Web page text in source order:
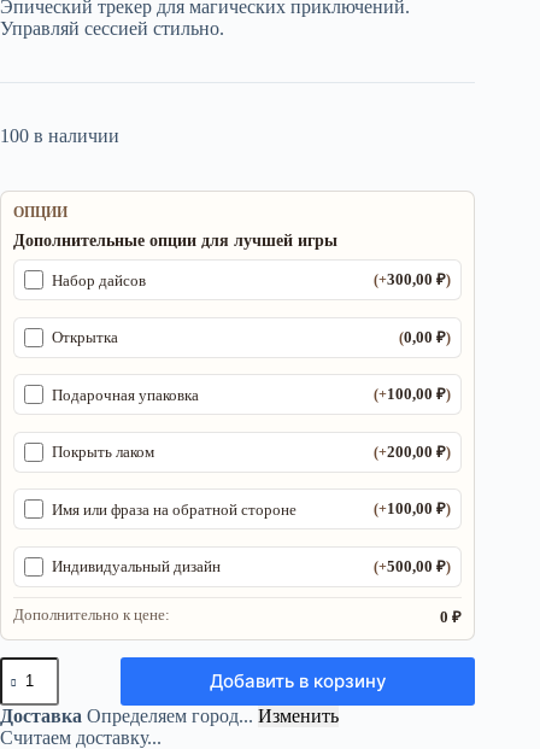
2
100,00 ₽.
250,00 ₽.
Эпический трекер для магических приключений.
Управляй сессией стильно.
100 в наличии
ОПЦИИ
Дополнительные опции для лучшей игры
Набор дайсов (+300,00₽)
Открытка (0,00₽)
Подарочная упаковка (+100,00₽)
Покрыть лаком (+200,00₽)
Имя или фраза на обратной стороне (+100,00₽)
Индивидуальный дизайн (+500,00₽)
Дополнительно к цене: 0 ₽
Количество
товара
Трекер
ДнД
Добавить в корзину
Доставка Определяем город... Изменить
Считаем доставку...